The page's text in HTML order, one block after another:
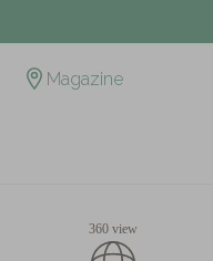
Magazine
360 view